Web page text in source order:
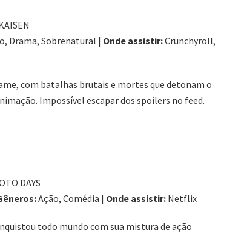
Drama, Sobrenatural | Onde assistir:Crunchyroll,
com batalhas brutais e mortes que detonam o
Impossível escapar dos spoilers no feed.
DAYS
Ação, Comédia | Onde assistir: Netflix
todo mundo com sua mistura de ação